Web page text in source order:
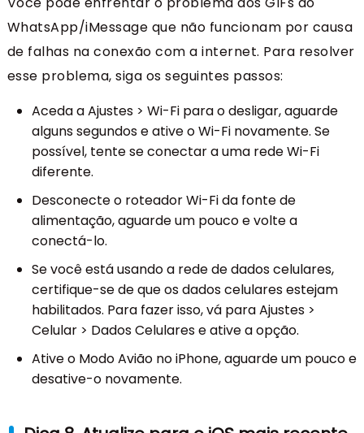
WhatsApp/iMessage que não funcionam por causa
de falhas na conexão com a internet. Para resolver
esse problema, siga os seguintes passos:
Aceda a Ajustes > Wi-Fi para o desligar, aguarde
alguns segundos e ative o Wi-Fi novamente. Se
possível, tente se conectar a uma rede Wi-Fi
diferente.
Desconecte o roteador Wi-Fi da fonte de
alimentação, aguarde um pouco e volte a
conectá-lo.
Se você está usando a rede de dados celulares,
certifique-se de que os dados celulares estejam
habilitados. Para fazer isso, vá para Ajustes >
Celular > Dados Celulares e ative a opção.
Ative o Modo Avião no iPhone, aguarde um pouco e
desative-o novamente.